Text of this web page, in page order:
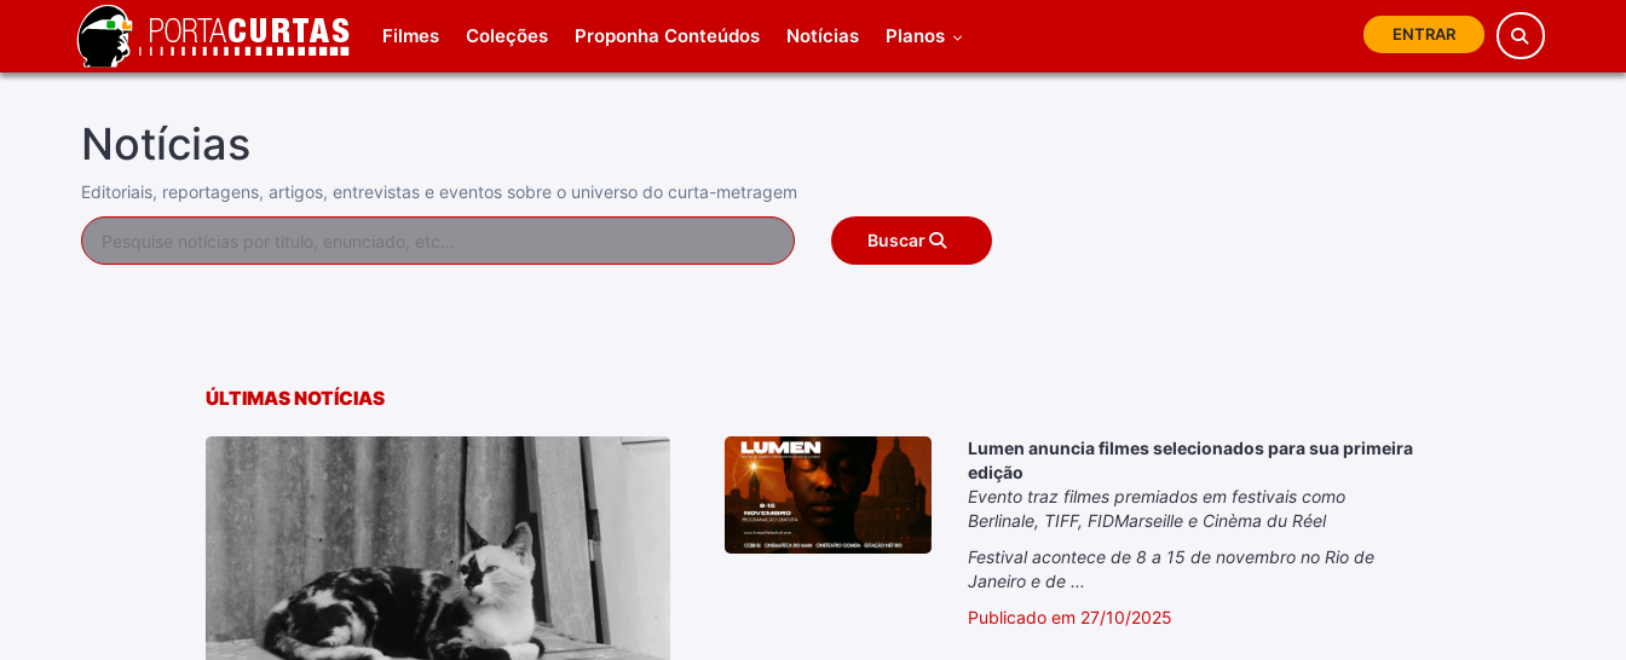
Filmes Coleções Proponha Conteúdos Notícias Planos ENTRAR
Notícias
Editoriais, reportagens, artigos, entrevistas e eventos sobre o universo do curta-metragem
Buscar
ÚLTIMAS NOTÍCIAS
Lumen anuncia filmes selecionados para sua primeira
edição
Evento traz filmes premiados em festivais como
Berlinale, TIFF, FIDMarseille e Cinèma du Réel
Festival acontece de 8 a 15 de novembro no Rio de
Janeiro e de ...
Publicado em 27/10/2025